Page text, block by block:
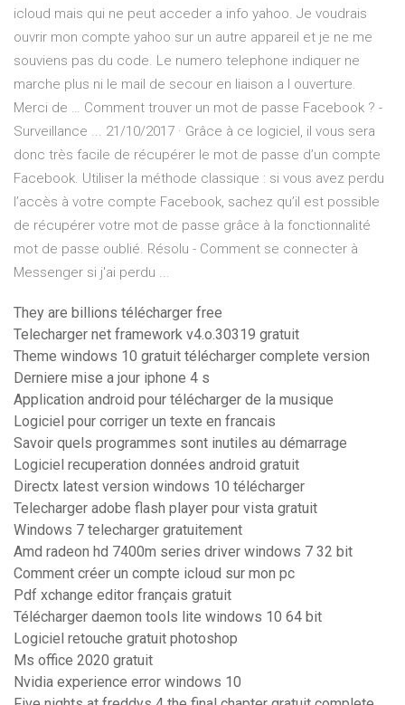
icloud mais qui ne peut acceder a info yahoo. Je voudrais
ouvrir mon compte yahoo sur un autre appareil et je ne me
souviens pas du code. Le numero telephone indiquer ne
marche plus ni le mail de secour en liaison a l ouverture.
Merci de … Comment trouver un mot de passe Facebook ? -
Surveillance ... 21/10/2017 · Grâce à ce logiciel, il vous sera
donc très facile de récupérer le mot de passe d’un compte
Facebook. Utiliser la méthode classique : si vous avez perdu
l’accès à votre compte Facebook, sachez qu’il est possible
de récupérer votre mot de passe grâce à la fonctionnalité
mot de passe oublié. Résolu - Comment se connecter à
Messenger si j'ai perdu ...
They are billions télécharger free
Telecharger net framework v4.o.30319 gratuit
Theme windows 10 gratuit télécharger complete version
Derniere mise a jour iphone 4 s
Application android pour télécharger de la musique
Logiciel pour corriger un texte en francais
Savoir quels programmes sont inutiles au démarrage
Logiciel recuperation données android gratuit
Directx latest version windows 10 télécharger
Telecharger adobe flash player pour vista gratuit
Windows 7 telecharger gratuitement
Amd radeon hd 7400m series driver windows 7 32 bit
Comment créer un compte icloud sur mon pc
Pdf xchange editor français gratuit
Télécharger daemon tools lite windows 10 64 bit
Logiciel retouche gratuit photoshop
Ms office 2020 gratuit
Nvidia experience error windows 10